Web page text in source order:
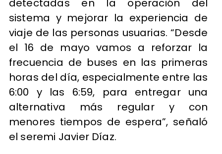
detectadas en la operación del
sistema y mejorar la experiencia de
viaje de las personas usuarias. “Desde
el 16 de mayo vamos a reforzar la
frecuencia de buses en las primeras
horas del día, especialmente entre las
6:00 y las 6:59, para entregar una
alternativa más regular y con
menores tiempos de espera”, señaló
el seremi Javier Díaz.